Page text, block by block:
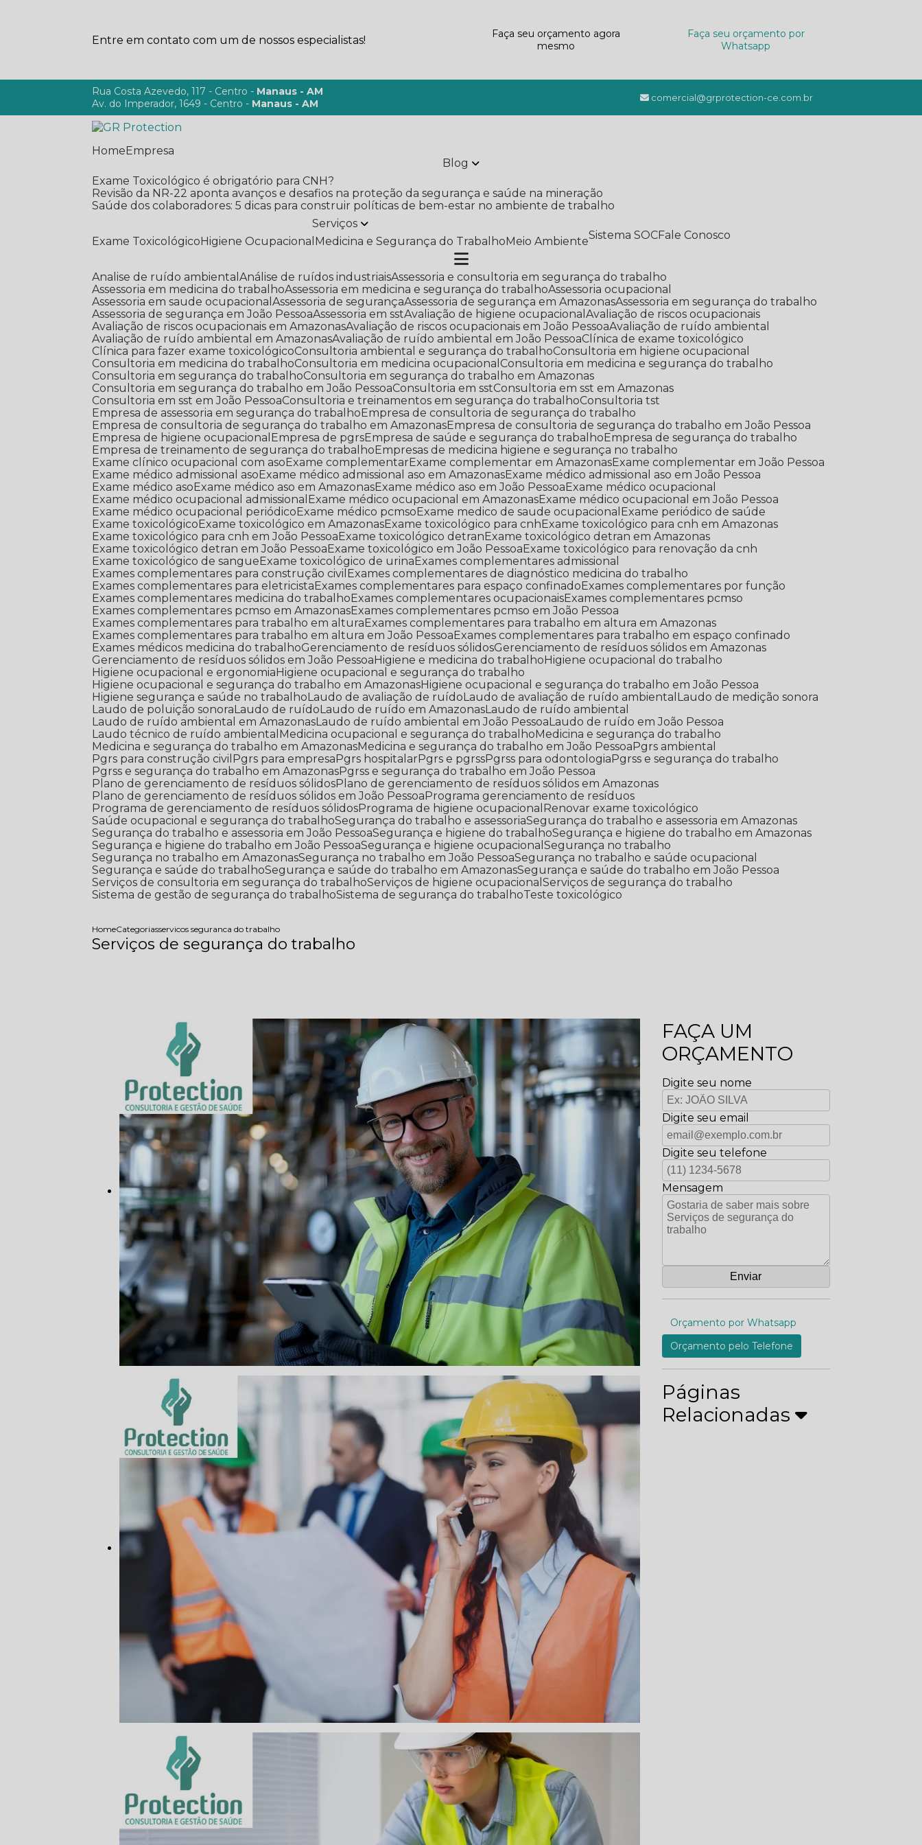
Entre em contato com um de nossos especialistas!
Faça seu orçamento agora
mesmo
Faça seu orçamento por
Whatsapp
Rua Costa Azevedo, 117 - Centro - Manaus - AM
Av. do Imperador, 1649 - Centro - Manaus - AM comercial@grprotection-ce.com.br
Home
Empresa
Blog
Exame Toxicológico é obrigatório para CNH?
Revisão da NR-22 aponta avanços e desafios na proteção da segurança e saúde na mineração
Saúde dos colaboradores: 5 dicas para construir políticas de bem-estar no ambiente de trabalho
Serviços
Exame Toxicológico
Higiene Ocupacional Medicina e Segurança do Trabalho Meio Ambiente Sistema SOC Fale Conosco
Analise de ruído ambiental Análise de ruídos industriais Assessoria e consultoria em segurança do trabalho
Assessoria em medicina do trabalho Assessoria em medicina e segurança do trabalho Assessoria ocupacional
Assessoria em saude ocupacional Assessoria de segurança Assessoria de segurança em Amazonas Assessoria em segurança do trabalho
Assessoria de segurança em João Pessoa Assessoria em sst Avaliação de higiene ocupacional Avaliação de riscos ocupacionais
Avaliação de riscos ocupacionais em Amazonas Avaliação de riscos ocupacionais em João Pessoa Avaliação de ruído ambiental
Avaliação de ruído ambiental em Amazonas Avaliação de ruído ambiental em João Pessoa
Clínica de exame toxicológico
Clínica para fazer exame toxicológico
Consultoria ambiental e segurança do trabalho
Consultoria em higiene ocupacional
Consultoria em medicina do trabalho
Consultoria em medicina ocupacional
Consultoria em medicina e segurança do trabalho
Consultoria em segurança do trabalho
Consultoria em segurança do trabalho em Amazonas
Consultoria em segurança do trabalho em João Pessoa
Consultoria em sst
Consultoria em sst em Amazonas
Consultoria em sst em João Pessoa
Consultoria e treinamentos em segurança do trabalho
Consultoria tst
Empresa de assessoria em segurança do trabalho
Empresa de consultoria de segurança do trabalho
Empresa de consultoria de segurança do trabalho em Amazonas
Empresa de consultoria de segurança do trabalho em João Pessoa
Empresa de higiene ocupacional
Empresa de pgrs Empresa de saúde e segurança do trabalho
Empresa de segurança do trabalho
Empresa de treinamento de segurança do trabalho
Empresas de medicina higiene e segurança no trabalho
Exame clínico ocupacional com aso
Exame complementar Exame complementar em Amazonas
Exame complementar em João Pessoa
Exame médico admissional aso
Exame médico admissional aso em Amazonas
Exame médico admissional aso em João Pessoa
Exame médico aso
Exame médico aso em Amazonas Exame médico aso em João Pessoa
Exame médico ocupacional
Exame médico ocupacional admissional
Exame médico ocupacional em Amazonas
Exame médico ocupacional em João Pessoa
Exame médico ocupacional periódico
Exame médico pcmso Exame medico de saude ocupacional
Exame periódico de saúde
Exame toxicológico
Exame toxicológico em Amazonas Exame toxicológico para cnh
Exame toxicológico para cnh em Amazonas
Exame toxicológico para cnh em João Pessoa
Exame toxicológico detran
Exame toxicológico detran em Amazonas
Exame toxicológico detran em João Pessoa
Exame toxicológico em João Pessoa
Exame toxicológico para renovação da cnh
Exame toxicológico de sangue
Exame toxicológico de urina
Exames complementares admissional
Exames complementares para construção civil
Exames complementares de diagnóstico medicina do trabalho
Exames complementares para eletricista
Exames complementares para espaço confinado
Exames complementares por função
Exames complementares medicina do trabalho
Exames complementares ocupacionais
Exames complementares pcmso
Exames complementares pcmso em Amazonas
Exames complementares pcmso em João Pessoa
Exames complementares para trabalho em altura
Exames complementares para trabalho em altura em Amazonas
Exames complementares para trabalho em altura em João Pessoa
Exames complementares para trabalho em espaço confinado
Exames médicos medicina do trabalho
Gerenciamento de resíduos sólidos
Gerenciamento de resíduos sólidos em Amazonas
Gerenciamento de resíduos sólidos em João Pessoa
Higiene e medicina do trabalho
Higiene ocupacional do trabalho
Higiene ocupacional e ergonomia
Higiene ocupacional e segurança do trabalho
Higiene ocupacional e segurança do trabalho em Amazonas
Higiene ocupacional e segurança do trabalho em João Pessoa
Higiene segurança e saúde no trabalho Laudo de avaliação de ruído Laudo de avaliação de ruído ambiental
Laudo de medição sonora
Laudo de poluição sonora Laudo de ruído Laudo de ruído em Amazonas Laudo de ruído ambiental
Laudo de ruído ambiental em Amazonas Laudo de ruído ambiental em João Pessoa Laudo de ruído em João Pessoa
Laudo técnico de ruído ambiental
Medicina ocupacional e segurança do trabalho
Medicina e segurança do trabalho
Medicina e segurança do trabalho em Amazonas
Medicina e segurança do trabalho em João Pessoa
Pgrs ambiental
Pgrs para construção civil
Pgrs para empresa Pgrs hospitalar Pgrs e pgrss Pgrss para odontologia
Pgrss e segurança do trabalho
Pgrss e segurança do trabalho em Amazonas
Pgrss e segurança do trabalho em João Pessoa
Plano de gerenciamento de resíduos sólidos
Plano de gerenciamento de resíduos sólidos em Amazonas
Plano de gerenciamento de resíduos sólidos em João Pessoa
Programa gerenciamento de resíduos
Programa de gerenciamento de resíduos sólidos
Programa de higiene ocupacional
Renovar exame toxicológico
Saúde ocupacional e segurança do trabalho Segurança do trabalho e assessoria Segurança do trabalho e assessoria em Amazonas
Segurança do trabalho e assessoria em João Pessoa Segurança e higiene do trabalho Segurança e higiene do trabalho em Amazonas
Segurança e higiene do trabalho em João Pessoa Segurança e higiene ocupacional Segurança no trabalho
Segurança no trabalho em Amazonas Segurança no trabalho em João Pessoa Segurança no trabalho e saúde ocupacional
Segurança e saúde do trabalho Segurança e saúde do trabalho em Amazonas Segurança e saúde do trabalho em João Pessoa
Serviços de consultoria em segurança do trabalho Serviços de higiene ocupacional Serviços de segurança do trabalho
Sistema de gestão de segurança do trabalho Sistema de segurança do trabalho Teste toxicológico
HomeCategoriasservicos seguranca do trabalho
Serviços de segurança do trabalho
FAÇA UM
ORÇAMENTO
Digite seu nome
Digite seu email
Digite seu telefone
Mensagem
Orçamento por Whatsapp
Orçamento pelo Telefone
Páginas
Relacionadas